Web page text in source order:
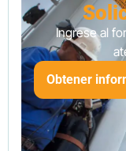
Ingrese al
Obtener